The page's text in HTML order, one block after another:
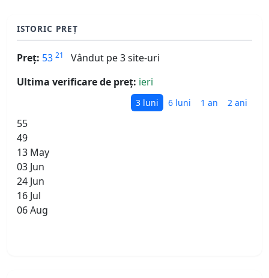
ISTORIC PREȚ
Preț: 53 21
Vândut pe 3 site-uri
Ultima verificare de preț: ieri
3 luni 6 luni 1 an 2 ani
55
49
13 May
03 Jun
24 Jun
16 Jul
06 Aug